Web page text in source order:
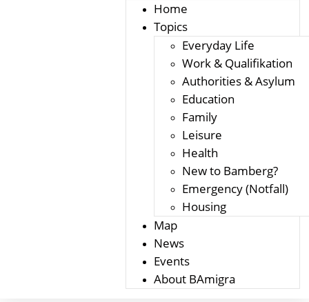
Home
Topics
Everyday Life
Work & Qualifikation
Authorities & Asylum
Education
Family
Leisure
Health
New to Bamberg?
Emergency (Notfall)
Housing
Map
News
Events
About BAmigra